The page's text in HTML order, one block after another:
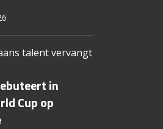
talent vervangt
in
Cup op